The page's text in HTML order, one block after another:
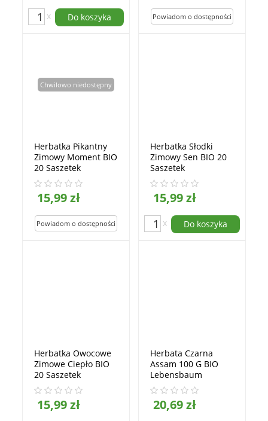
x Do koszyka
Chwilowo niedostępny
Herbatka Pikantny
Zimowy Moment BIO
20 Saszetek
Lebensbaum
15,99 zł
Herbatka Słodki
Zimowy Sen BIO 20
Saszetek
Lebensbaum
15,99 zł
x Do koszyka
Herbatka Owocowe
Zimowe Ciepło BIO
20 Saszetek
Lebensbaum
15,99 zł
Herbata Czarna
Assam 100 G BIO
Lebensbaum
20,69 zł